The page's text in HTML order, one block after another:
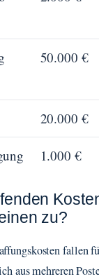
50.000 €
20.000 €
1.000 €
zu?
fallen
aus mehreren